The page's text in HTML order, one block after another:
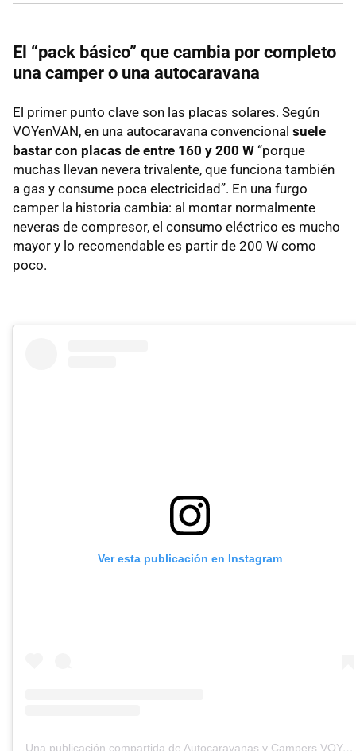
El “pack básico” que cambia por completo
una camper o una autocaravana
El primer punto clave son las placas solares. Según
VOYenVAN, en una autocaravana convencional suele
bastar con placas de entre 160 y 200 W “porque
muchas llevan nevera trivalente, que funciona también
a gas y consume poca electricidad”. En una furgo
camper la historia cambia: al montar normalmente
neveras de compresor, el consumo eléctrico es mucho
mayor y lo recomendable es partir de 200 W como
poco.
Ver esta publicación en Instagram
Una publicación compartida de Autocaravanas y Campers VOYenVAN (@voyenvan_)